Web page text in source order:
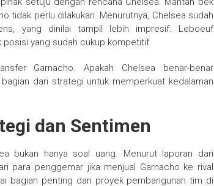
tidak perlu dilakukan. Menurutnya, Chelsea sudah
yang dinilai tampil lebih impresif. Leboeuf
posisi yang sudah cukup kompetitif.
Garnacho. Apakah Chelsea benar-benar
dari strategi untuk memperkuat kedalaman
dan Sentimen
bukan hanya soal uang. Menurut laporan dari
para penggemar jika menjual Garnacho ke rival
bagian penting dari proyek pembangunan tim di